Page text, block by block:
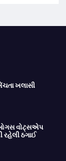
ખલાસી
વોટ્સએપ
ઠગાઈ